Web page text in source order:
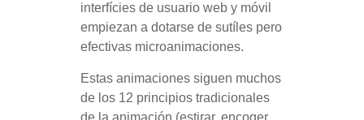
interfícies de usuario web y móvil
empiezan a dotarse de sutíles pero
efectivas microanimaciones.
Estas animaciones siguen muchos
de los 12 principios tradicionales
de la animación (estirar, encoger,